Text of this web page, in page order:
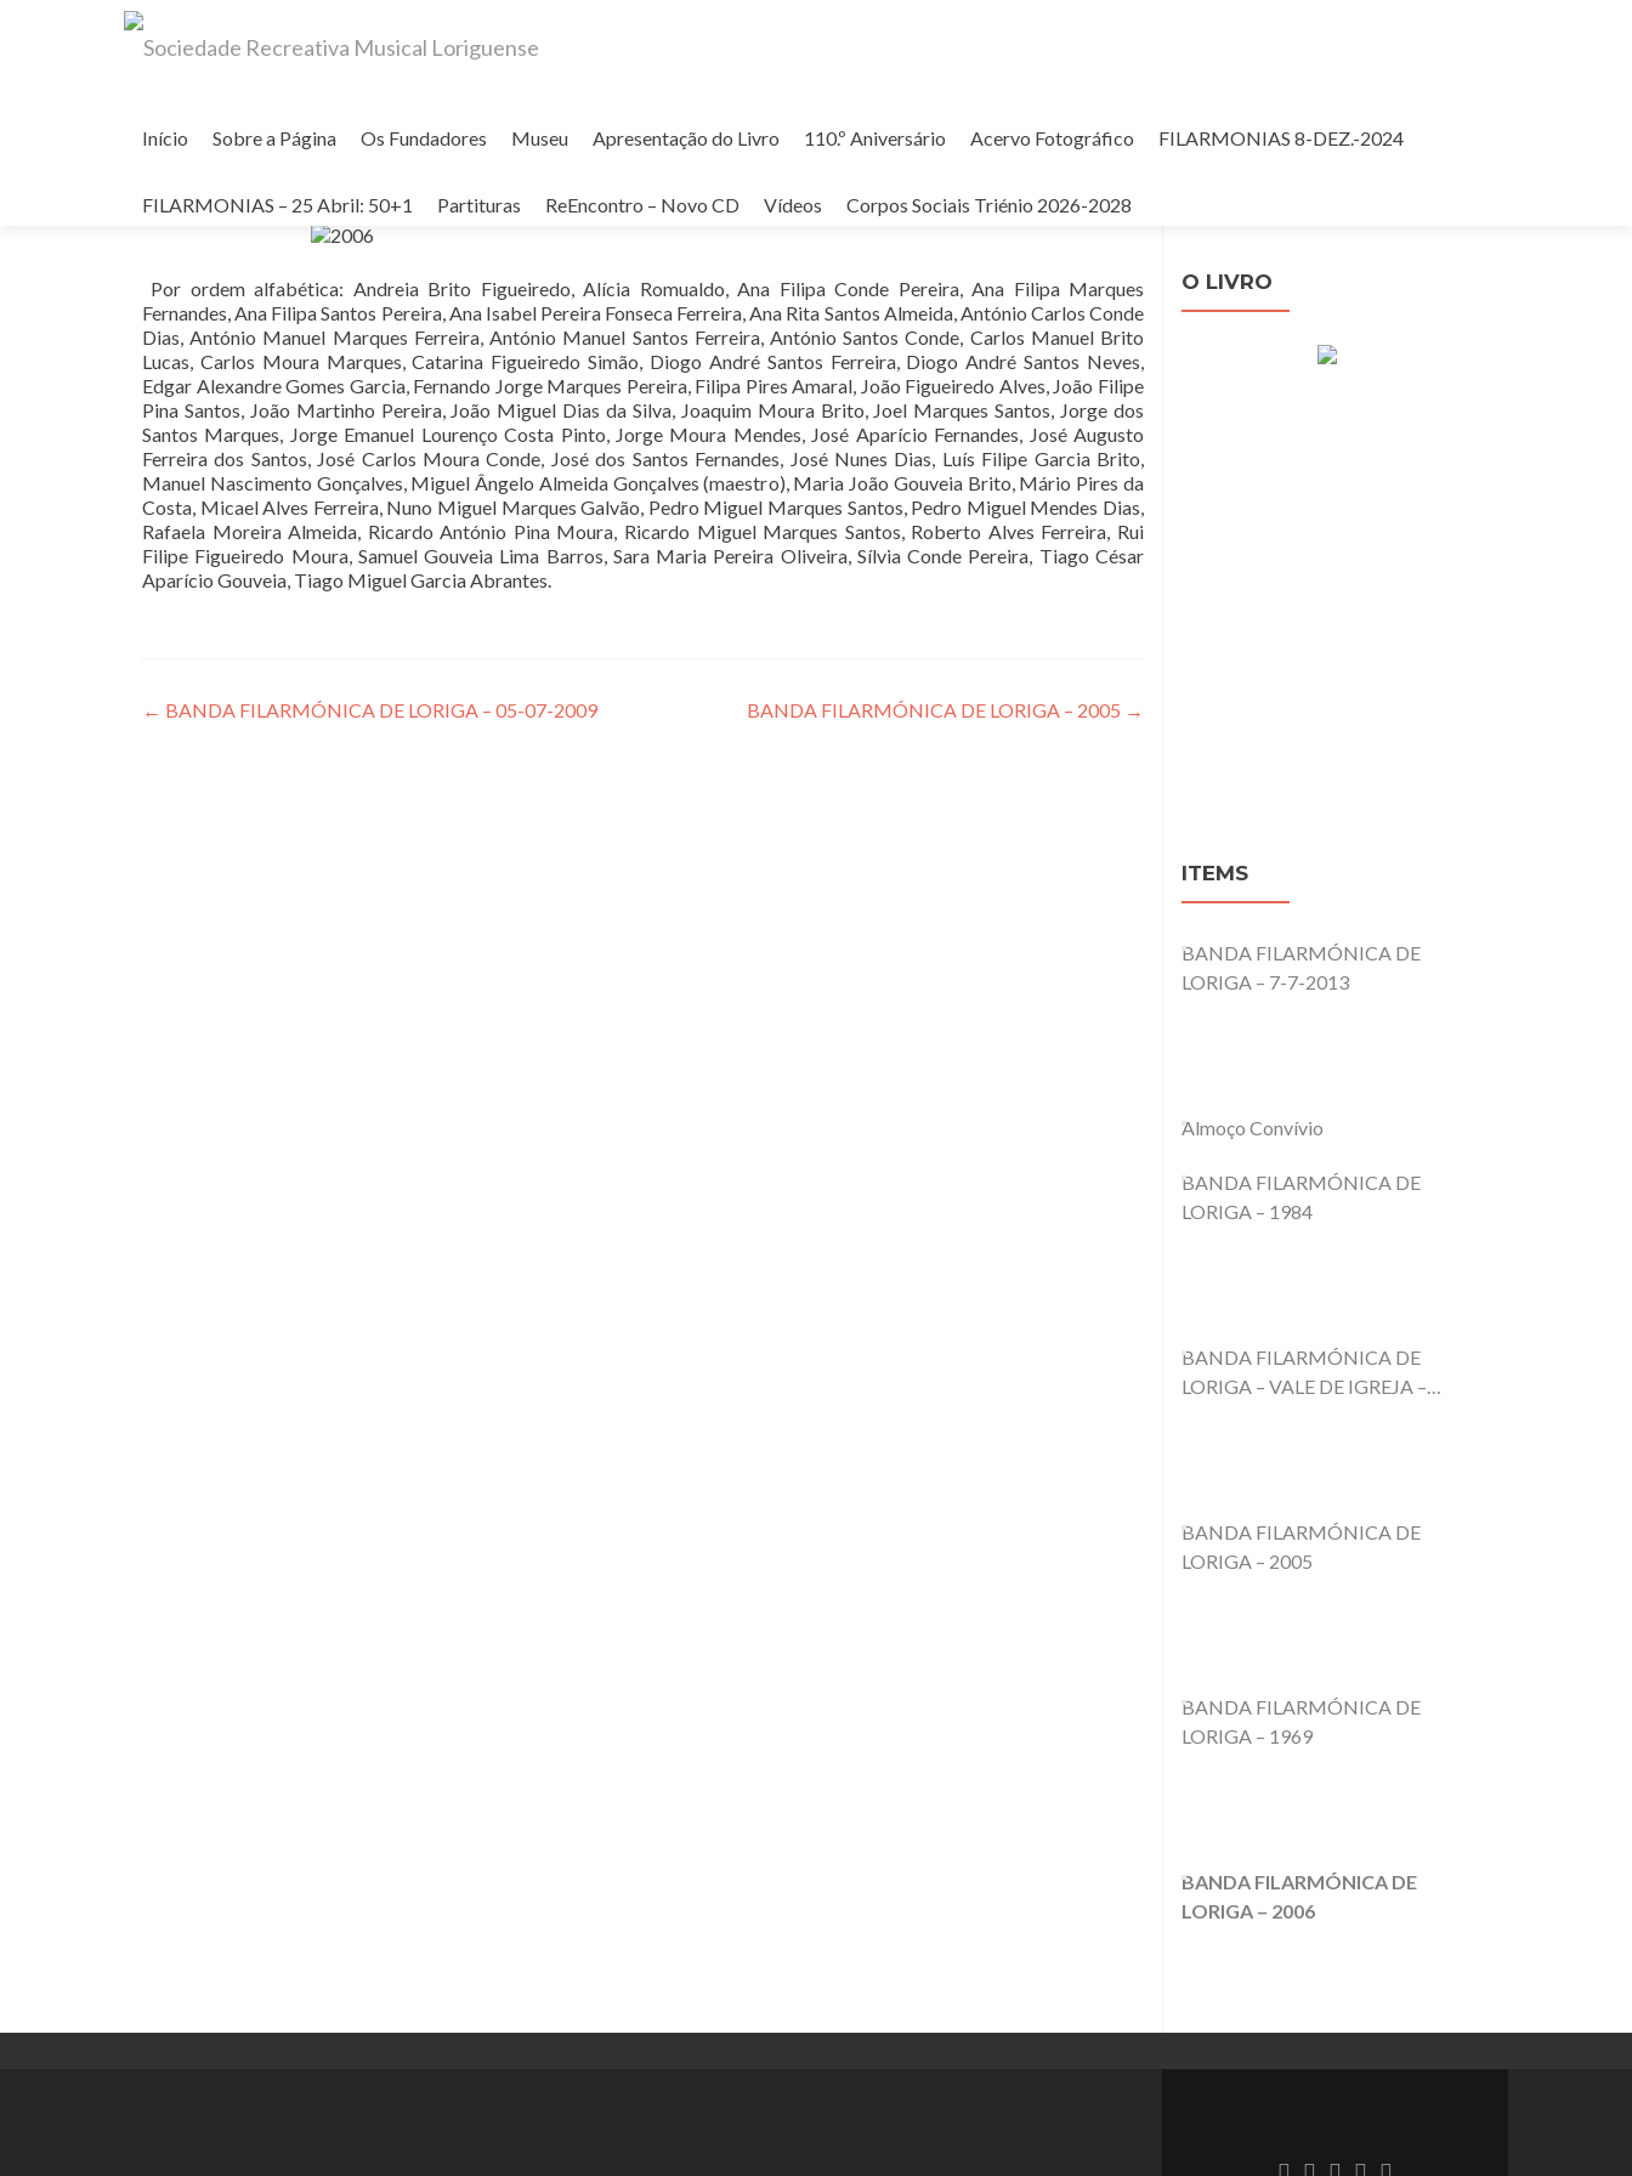
to
Início Sobre a Página Os Fundadores Museu Apresentação do Livro 110.º Aniversário Acervo Fotográfico FILARMONIAS 8-DEZ.-2024
FILARMONIAS – 25 Abril: 50+1 Partituras ReEncontro – Novo CD Vídeos Corpos Sociais Triénio 2026-2028
Por ordem alfabética: Andreia Brito Figueiredo, Alícia Romualdo, Ana Filipa Conde Pereira, Ana Filipa Marques
Fernandes, Ana Filipa Santos Pereira, Ana Isabel Pereira Fonseca Ferreira, Ana Rita Santos Almeida, António Carlos Conde
Dias, António Manuel Marques Ferreira, António Manuel Santos Ferreira, António Santos Conde, Carlos Manuel Brito
Lucas, Carlos Moura Marques, Catarina Figueiredo Simão, Diogo André Santos Ferreira, Diogo André Santos Neves,
Edgar Alexandre Gomes Garcia, Fernando Jorge Marques Pereira, Filipa Pires Amaral, João Figueiredo Alves, João Filipe
Pina Santos, João Martinho Pereira, João Miguel Dias da Silva, Joaquim Moura Brito, Joel Marques Santos, Jorge dos
Santos Marques, Jorge Emanuel Lourenço Costa Pinto, Jorge Moura Mendes, José Aparício Fernandes, José Augusto
Ferreira dos Santos, José Carlos Moura Conde, José dos Santos Fernandes, José Nunes Dias, Luís Filipe Garcia Brito,
Manuel Nascimento Gonçalves, Miguel Ângelo Almeida Gonçalves (maestro), Maria João Gouveia Brito, Mário Pires da
Costa, Micael Alves Ferreira, Nuno Miguel Marques Galvão, Pedro Miguel Marques Santos, Pedro Miguel Mendes Dias,
Rafaela Moreira Almeida, Ricardo António Pina Moura, Ricardo Miguel Marques Santos, Roberto Alves Ferreira, Rui
Filipe Figueiredo Moura, Samuel Gouveia Lima Barros, Sara Maria Pereira Oliveira, Sílvia Conde Pereira, Tiago César
Aparício Gouveia, Tiago Miguel Garcia Abrantes.
Post
← BANDA FILARMÓNICA DE LORIGA – 05-07-2009 BANDA FILARMÓNICA DE LORIGA – 2005 →
O LIVRO
ITEMS
BANDA FILARMÓNICA DE
LORIGA – 7-7-2013
Almoço Convívio
BANDA FILARMÓNICA DE
LORIGA – 1984
BANDA FILARMÓNICA DE
LORIGA – VALE DE IGREJA –
BANDA FILARMÓNICA DE
LORIGA – 2005
BANDA FILARMÓNICA DE
LORIGA – 1969
BANDA FILARMÓNICA DE
LORIGA – 2006